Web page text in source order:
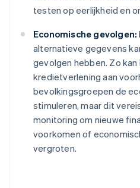
testen op eerlijkheid en
Economische gevolgen:
alternatieve gegevens
gevolgen hebben. Zo
kredietverlening aan
bevolkingsgroepen de
stimuleren, maar dit
monitoring om nieuwe
voorkomen of
vergroten.